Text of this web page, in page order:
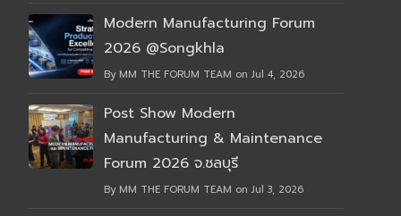
Modern Manufacturing Forum
2026 @Songkhla
By MM THE FORUM TEAM on Jul 4, 2026
Post Show Modern
Manufacturing & Maintenance
Forum 2026 จ.ชลบุรี
By MM THE FORUM TEAM on Jul 3, 2026